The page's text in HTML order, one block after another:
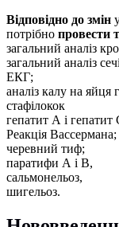
Відповідно до змін
потрібно провести
загальний аналіз
загальний аналіз
ЕКГ;
аналіз калу на яйця
стафілокок
гепатит А і гепатит
Реакція Вассермана;
черевний тиф;
паратифи А і В,
сальмонельоз,
шигельоз.